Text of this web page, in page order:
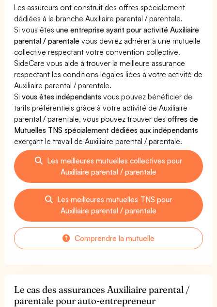
Les assureurs ont construit des offres spécialement
dédiées à la branche Auxiliaire parental / parentale.
Si vous êtesune entreprise ayant pour activité Auxiliaire
parental / parentale vous devrez adhérer à une mutuelle
collective respectant votre convention collective.
SideCare vous aide à trouver la meilleure assurance
respectant les conditions légales liées à votre activité de
Auxiliaire parental / parentale.
Sivous êtes indépendants vous pouvez bénéficier de
tarifs préférentiels grâce à votre activité de Auxiliaire
parental / parentale, vous pouvez trouver desoffres de
Mutuelles TNS spécialement dédiées aux indépendants
exerçant le travail de Auxiliaire parental / parentale.
Les meilleures mutuelles collectives pour
Auxiliaire parental / parentale
Les meilleures mutuelles TNS pour
Auxiliaire parental / parentale
Comprendre la mutuelle
Le cas des assurances Auxiliaire parental /
parentale pour auto-entrepreneur